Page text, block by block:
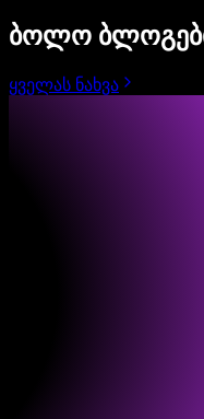
ბოლო
ყველას ნახვა